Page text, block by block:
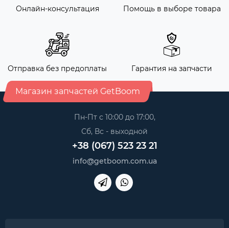
Онлайн-консультация Помощь в выборе товара
Отправка без предоплаты Гарантия на запчасти
Магазин запчастей GetBoom
Пн-Пт с 10:00 до 17:00,
Сб, Вс - выходной
+38 (067) 523 23 21
info@getboom.com.ua